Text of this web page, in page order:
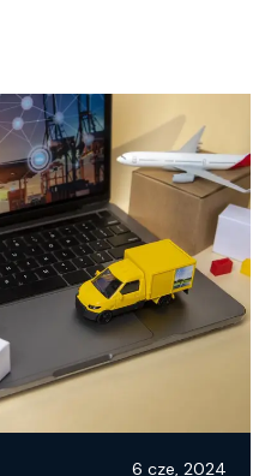
6 cze, 2024